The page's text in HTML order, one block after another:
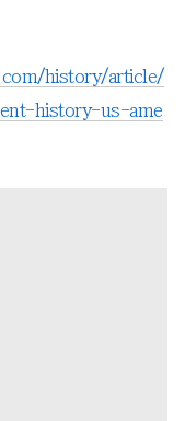
history/article/
history-us-ame